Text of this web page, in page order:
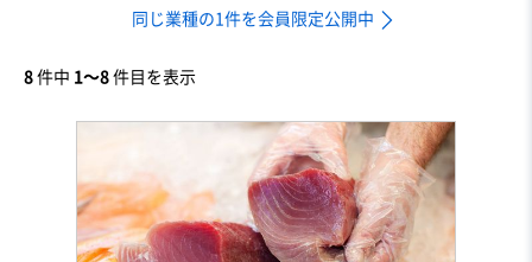
同じ業種の1件を会員限定公開中
8 件中 1〜8 件目を表示